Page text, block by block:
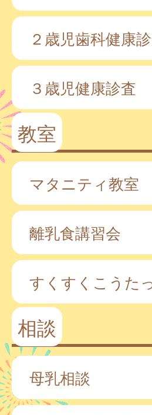
２歳児歯科健康
３歳児健康診査
教室
マタニティ教室
離乳食講習会
すくすくこうた
相談
母乳相談